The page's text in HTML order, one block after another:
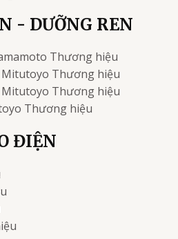
- DƯỠNG REN
Thương hiệu
Thương hiệu
Thương hiệu
Thương hiệu
ĐIỆN